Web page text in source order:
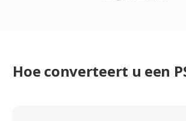
Hoe converteert u een